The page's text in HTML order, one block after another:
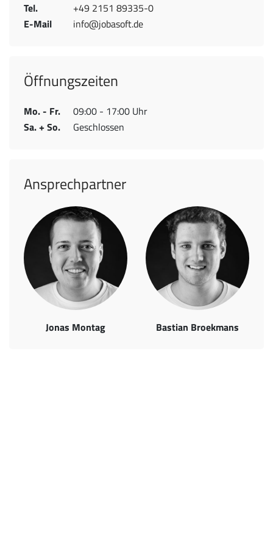
Tel.
+49 2151 89335-0
E-Mail
info@jobasoft.de
Öffnungszeiten
Mo. - Fr.
09:00 - 17:00 Uhr
Sa. + So.
Geschlossen
Ansprechpartner
Jonas Montag Bastian Broekmans